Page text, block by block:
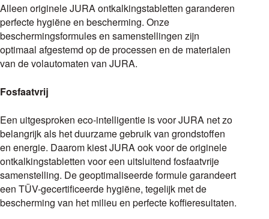
Alleen originele JURA ontkalkingstabletten garanderen
perfecte hygiëne en bescherming. Onze
beschermingsformules en samenstellingen zijn
optimaal afgestemd op de processen en de materialen
van de volautomaten van JURA.
Fosfaatvrij
Een uitgesproken eco-intelligentie is voor JURA net zo
belangrijk als het duurzame gebruik van grondstoffen
en energie. Daarom kiest JURA ook voor de originele
ontkalkingstabletten voor een uitsluitend fosfaatvrije
samenstelling. De geoptimaliseerde formule garandeert
een TÜV-gecertificeerde hygiëne, tegelijk met de
bescherming van het milieu en perfecte koffieresultaten.